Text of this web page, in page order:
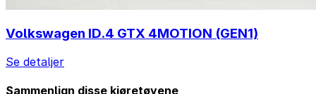
Volkswagen ID.4 GTX 4MOTION (GEN1)
Se detaljer
Sammenlign disse kjøretøyene